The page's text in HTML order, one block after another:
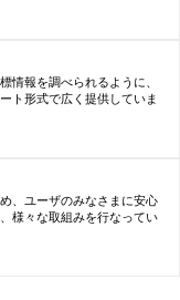
情報を調べられるように、
ト形式で広く提供していま
、ユーザのみなさまに安心
様々な取組みを行なってい